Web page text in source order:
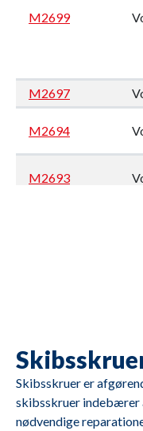
M2699
M2697
M2694
M2693
M2691
Skibsskruer er
skibsskruer indebærer
nødvendige